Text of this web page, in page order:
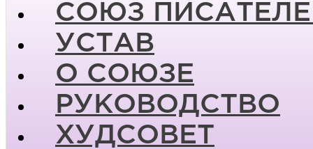
СОЮЗ
УСТАВ
О СОЮЗЕ
РУКОВОДСТВО
ХУДСОВЕТ